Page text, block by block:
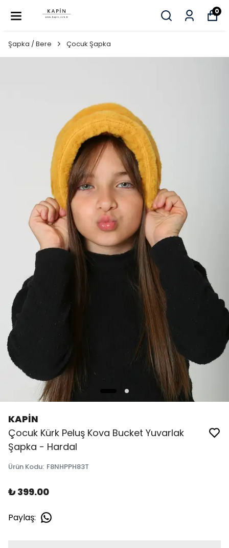
0
Şapka / Bere Çocuk Şapka
KAPİN
Çocuk Kürk Peluş Kova Bucket Yuvarlak
Şapka - Hardal
Ürün Kodu: F8NHPPH83T
₺ 399.00
Paylaş: